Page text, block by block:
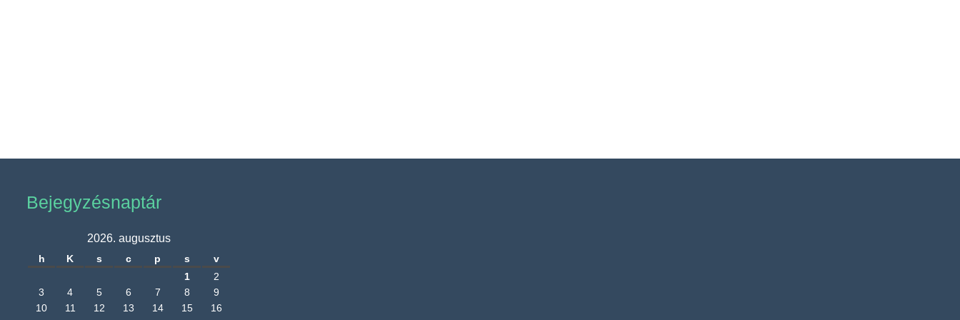
Bejegyzésnaptár
2026. augusztus
h K s c p s
v
1
2
3
4 5 6 7 8
9
10
11 12 13 14 15
16